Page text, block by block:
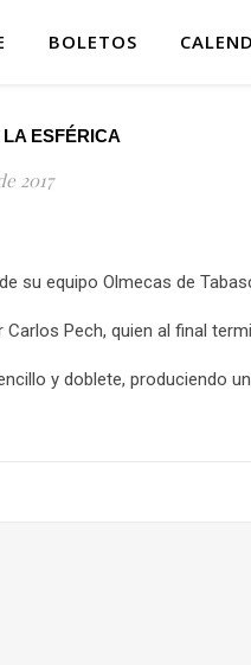
BOLETOS
LA ESFÉRICA
2017
su equipo Olmecas de
Pech, quien al final
y doblete, produciendo